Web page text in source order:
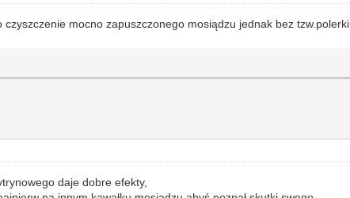
mocno zapuszczonego mosiądzu jednak bez tzw.polerki
daje dobre efekty,